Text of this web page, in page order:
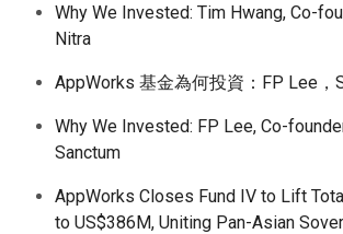
Why We Invested: Tim Hwang, Co-
Nitra
AppWorks 基金為何投資：FP Lee，
Why We Invested: FP Lee, Co-
Sanctum
AppWorks Closes Fund IV to Lift
to US$386M, Uniting Pan-Asian